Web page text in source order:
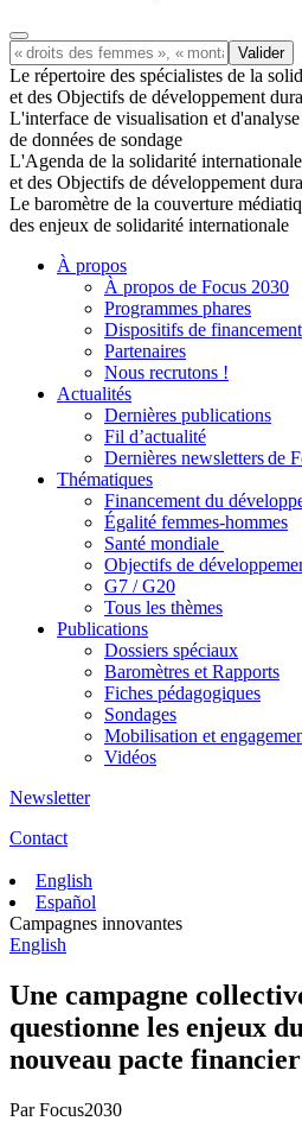
Le répertoire des spécialistes de la
et des Objectifs de développement
L'interface de visualisation et d'analyse
de données de sondage
L'Agenda de la solidarité internationale
et des Objectifs de développement
Le baromètre de la couverture
des enjeux de solidarité internationale
À propos
À propos de Focus 2030
Programmes phares
Dispositifs de financement
Partenaires
Nous recrutons !
Actualités
Dernières publications
Fil d’actualité
Dernières newsletters de
Thématiques
Financement du
Égalité femmes-hommes
Santé mondiale
Objectifs de
G7 / G20
Tous les thèmes
Publications
Dossiers spéciaux
Baromètres et Rapports
Fiches pédagogiques
Sondages
Mobilisation et
Vidéos
Newsletter
Contact
English
Español
Campagnes innovantes
English
Une campagne
questionne les enjeux
nouveau pacte
ParFocus2030